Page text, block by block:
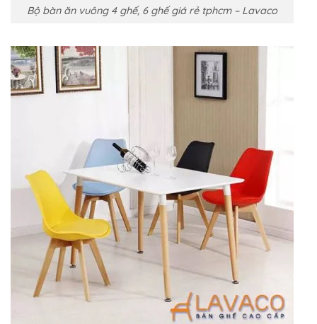
Bộ bàn ăn vuông 4 ghế, 6 ghế giá rẻ tphcm – Lavaco